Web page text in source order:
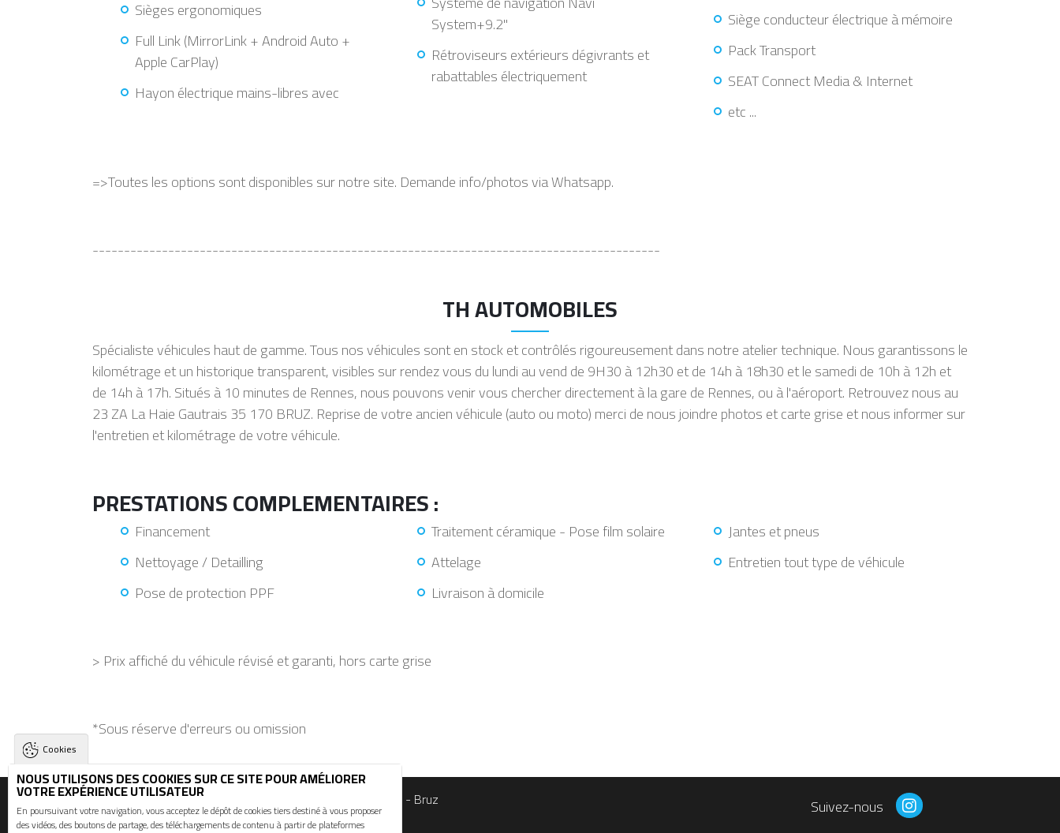
Sièges ergonomiques
Full Link (MirrorLink + Android Auto +
Apple CarPlay)
Hayon électrique mains-libres avec
System+9.2"
Rétroviseurs extérieurs dégivrants et
rabattables électriquement
Siège conducteur électrique à mémoire
Pack Transport
SEAT Connect Media & Internet
etc ...
=>Toutes les options sont disponibles sur notre site. Demande info/photos via Whatsapp.
------------------------------------------------------------------------------------------
TH AUTOMOBILES
Spécialiste véhicules haut de gamme. Tous nos véhicules sont en stock et contrôlés rigoureusement dans notre atelier technique. Nous garantissons le
kilométrage et un historique transparent, visibles sur rendez vous du lundi au vend de 9H30 à 12h30 et de 14h à 18h30 et le samedi de 10h à 12h et
de 14h à 17h. Situés à 10 minutes de Rennes, nous pouvons venir vous chercher directement à la gare de Rennes, ou à l'aéroport. Retrouvez nous au
23 ZA La Haie Gautrais 35 170 BRUZ. Reprise de votre ancien véhicule (auto ou moto) merci de nous joindre photos et carte grise et nous informer sur
l'entretien et kilométrage de votre véhicule.
PRESTATIONS COMPLEMENTAIRES :
Financement
Nettoyage / Detailling
Pose de protection PPF
Traitement céramique - Pose film solaire
Attelage
Livraison à domicile
Jantes et pneus
Entretien tout type de véhicule
> Prix affiché du véhicule révisé et garanti, hors carte grise
*Sous réserve d'erreurs ou omission
TH Automobiles
23 ZA La Haie Gautrais - 35170 - Bruz
Suivez-nous
Cookies
NOUS UTILISONS DES COOKIES SUR CE SITE POUR AMÉLIORER
VOTRE EXPÉRIENCE UTILISATEUR
En poursuivant votre navigation, vous acceptez le dépôt de cookies tiers destiné à vous proposer
des vidéos, des boutons de partage, des téléchargements de contenu à partir de plateformes